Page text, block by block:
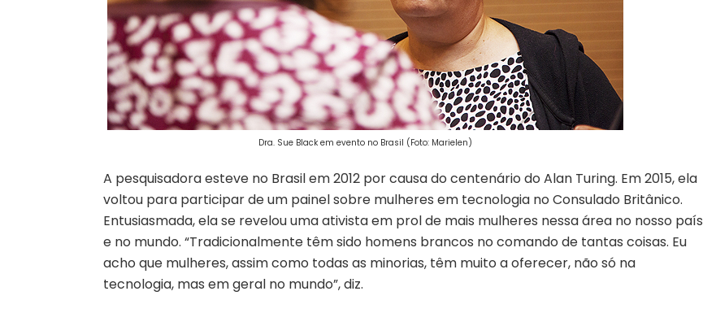
Dra. Sue Black em evento no Brasil (Foto: Marielen)
A pesquisadora esteve no Brasil em 2012 por causa do centenário do Alan Turing. Em 2015, ela
voltou para participar de um painel sobre mulheres em tecnologia no Consulado Britânico.
Entusiasmada, ela se revelou uma ativista em prol de mais mulheres nessa área no nosso país
e no mundo. “Tradicionalmente têm sido homens brancos no comando de tantas coisas. Eu
acho que mulheres, assim como todas as minorias, têm muito a oferecer, não só na
tecnologia, mas em geral no mundo”, diz.